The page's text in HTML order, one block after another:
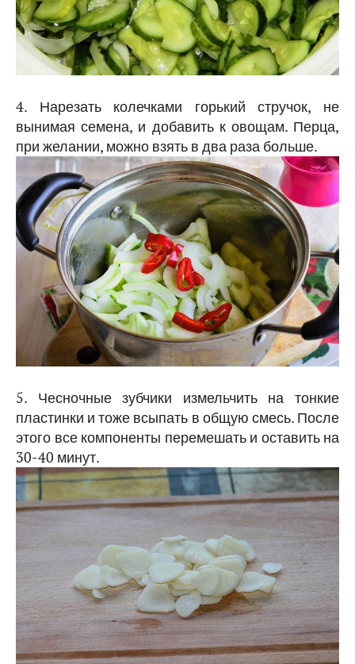
4. Нарезать колечками горький стручок, не
вынимая семена, и добавить к овощам. Перца,
при желании, можно взять в два раза больше.
5. Чесночные зубчики измельчить на тонкие
пластинки и тоже всыпать в общую смесь. После
этого все компоненты перемешать и оставить на
30-40 минут.